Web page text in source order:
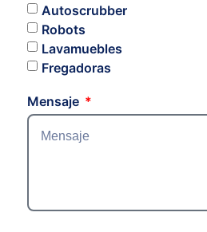
Autoscrubber
Robots
Lavamuebles
Fregadoras
Mensaje